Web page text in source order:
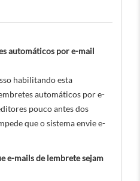
automáticos por e-mail
habilitando esta
automáticos por e-
pouco antes dos
que o sistema envie e-
e-mails de lembrete sejam